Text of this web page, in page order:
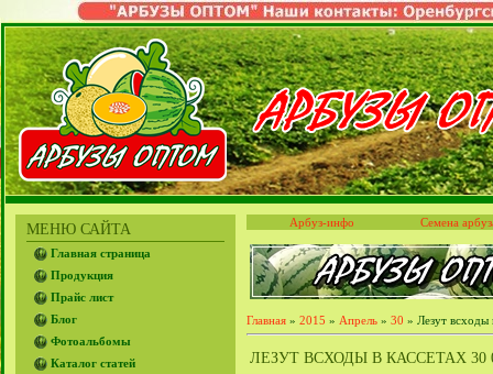
МЕНЮ САЙТА
Главная страница
Продукция
Прайс лист
Блог
Фотоальбомы
Каталог статей
Арбуз-инфо Семена
Главная » 2015 » Апрель » 30 » Лезут всходы
ЛЕЗУТ ВСХОДЫ В КАССЕТАХ 30